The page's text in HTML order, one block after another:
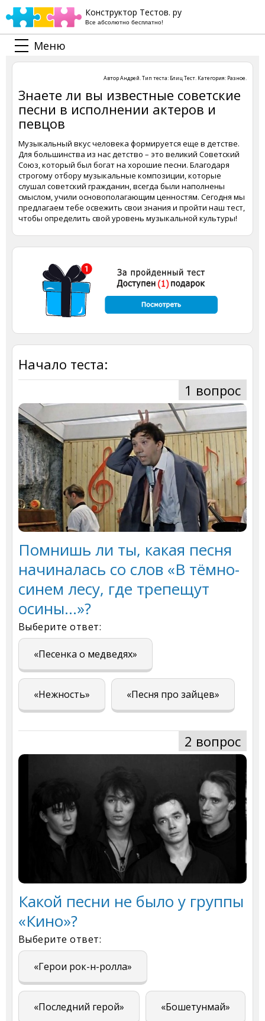
Конструктор Тестов. ру
Все абсолютно бесплатно!
Меню
АвторАндрей. Тип теста: Блиц Тест. Категория: Разное.
Знаете ли вы известные советские
песни в исполнении актеров и
певцов
Музыкальный вкус человека формируется еще в детстве.
Для большинства из нас детство – это великий Советский
Союз, который был богат на хорошие песни. Благодаря
строгому отбору музыкальные композиции, которые
слушал советский гражданин, всегда были наполнены
смыслом, учили основополагающим ценностям. Сегодня мы
предлагаем тебе освежить свои знания и пройти наш тест,
чтобы определить свой уровень музыкальной культуры!
Начало теста:
1 вопрос
Помнишь ли ты, какая песня
начиналась со слов «В тёмно-
синем лесу, где трепещут
осины…»?
Выберите ответ:
«Песенка о медведях»
«Нежность» «Песня про зайцев»
2 вопрос
Какой песни не было у группы
«Кино»?
Выберите ответ:
«Герои рок-н-ролла»
«Последний герой» «Бошетунмай»